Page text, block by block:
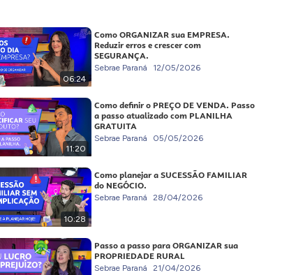
06:24
Como ORGANIZAR sua EMPRESA.
Reduzir erros e crescer com
SEGURANÇA.
Sebrae Paraná 12/05/2026
11:20
Como definir o PREÇO DE VENDA. Passo
a passo atualizado com PLANILHA
GRATUITA
Sebrae Paraná 05/05/2026
10:28
Como planejar a SUCESSÃO FAMILIAR
do NEGÓCIO.
Sebrae Paraná 28/04/2026
Passo a passo para ORGANIZAR sua
PROPRIEDADE RURAL
Sebrae Paraná 21/04/2026